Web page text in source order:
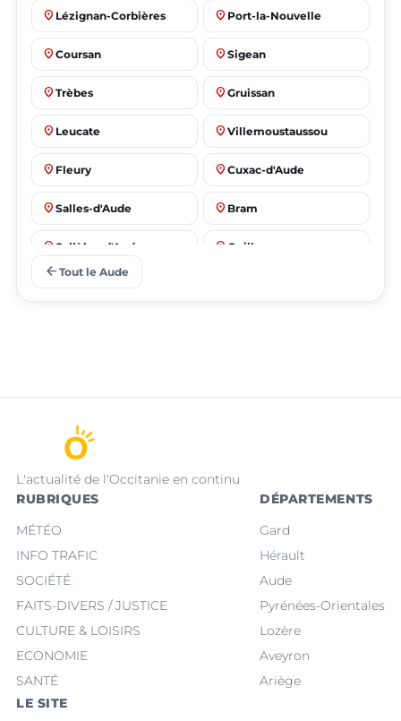
place Lézignan-Corbières place Port-la-Nouvelle
place Coursan place Sigean
place Trèbes place Gruissan
place Leucate place Villemoustaussou
place Fleury place Cuxac-d'Aude
place Salles-d'Aude place Bram
place Sallèles-d'Aude place Quillan
arrow_back Tout le Aude
L'actualité de l'Occitanie en continu
RUBRIQUES
MÉTÉO
INFO TRAFIC
SOCIÉTÉ
FAITS-DIVERS / JUSTICE
CULTURE & LOISIRS
ECONOMIE
SANTÉ
DÉPARTEMENTS
Gard
Hérault
Aude
Pyrénées-Orientales
Lozère
Aveyron
Ariège
LE SITE